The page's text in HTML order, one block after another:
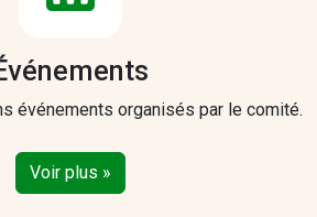
événements organisés par le comité.
Voir plus »